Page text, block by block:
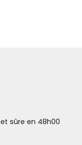
sûre en 48h00